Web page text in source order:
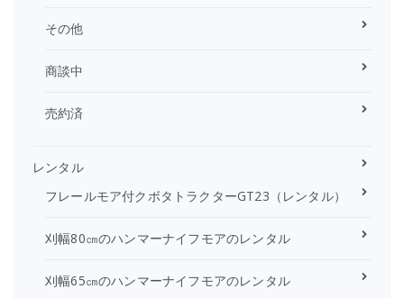
その他
商談中
売約済
レンタル
フレールモア付クボタトラクターGT23（レンタル）
刈幅80㎝のハンマーナイフモアのレンタル
刈幅65㎝のハンマーナイフモアのレンタル